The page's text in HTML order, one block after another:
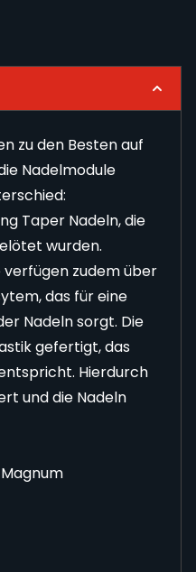
zu den Besten auf
Nadelmodule
Taper Nadeln, die
wurden.
verfügen zudem über
das für eine
Nadeln sorgt. Die
gefertigt, das
Hierdurch
und die Nadeln